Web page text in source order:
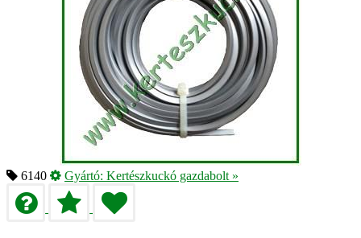
6140 Gyártó: Kertészkuckó gazdabolt »